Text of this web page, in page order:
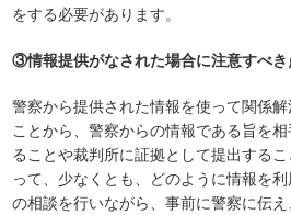
をする必要があります。
③情報提供がなされた場合に注意すべき
警察から提供された情報を使って関係
ことから、警察からの情報である旨を
ることや裁判所に証拠として提出する
って、少なくとも、どのように情報を
の相談を行いながら、事前に警察に伝